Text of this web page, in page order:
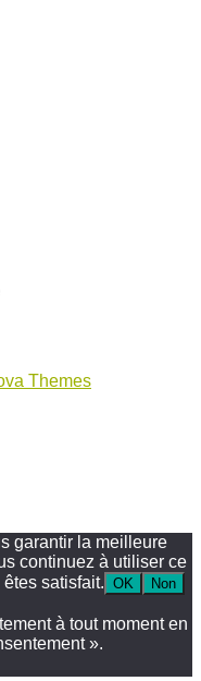
Themes
garantir la meilleure
continuez à utiliser ce
satisfait. OK Non
à tout moment en
».